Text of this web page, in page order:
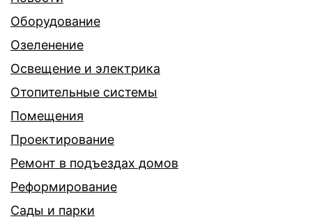
Оборудование
Озеленение
Освещение и электрика
Отопительные системы
Помещения
Проектирование
Ремонт в подъездах домов
Реформирование
Сады и парки